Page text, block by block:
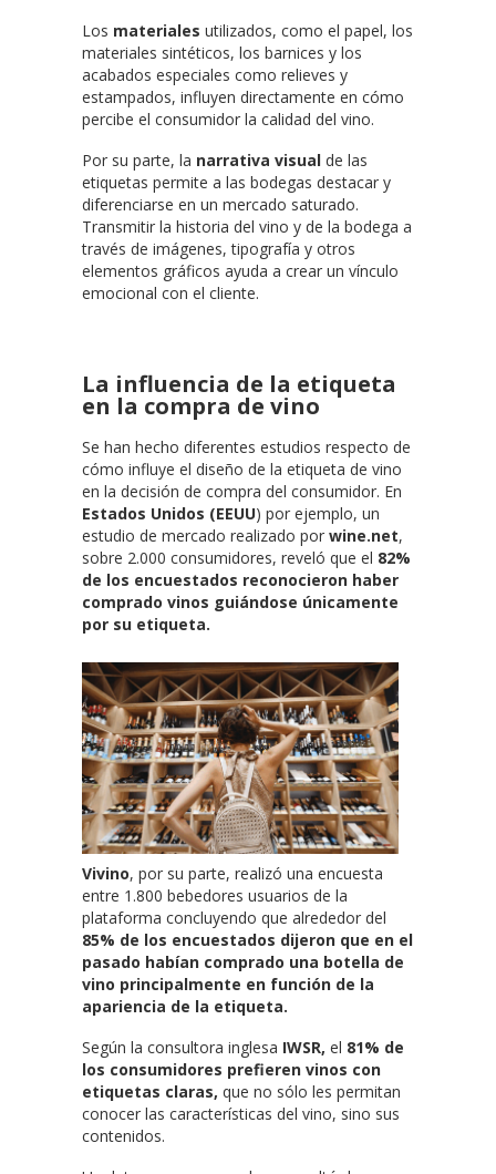
Los materiales utilizados, como el papel, los
materiales sintéticos, los barnices y los
acabados especiales como relieves y
estampados, influyen directamente en cómo
percibe el consumidor la calidad del vino.
Por su parte, la narrativa visual de las
etiquetas permite a las bodegas destacar y
diferenciarse en un mercado saturado.
Transmitir la historia del vino y de la bodega a
través de imágenes, tipografía y otros
elementos gráficos ayuda a crear un vínculo
emocional con el cliente.
La influencia de la etiqueta
en la compra de vino
Se han hecho diferentes estudios respecto de
cómo influye el diseño de la etiqueta de vino
en la decisión de compra del consumidor. En
Estados Unidos (EEUU) por ejemplo, un
estudio de mercado realizado por wine.net,
sobre 2.000 consumidores, reveló que el 82%
de los encuestados reconocieron haber
comprado vinos guiándose únicamente
por su etiqueta.
Vivino, por su parte, realizó una encuesta
entre 1.800 bebedores usuarios de la
plataforma concluyendo que alrededor del
85% de los encuestados dijeron que en el
pasado habían comprado una botella de
vino principalmente en función de la
apariencia de la etiqueta.
Según la consultora inglesa IWSR, el 81% de
los consumidores prefieren vinos con
etiquetas claras, que no sólo les permitan
conocer las características del vino, sino sus
contenidos.